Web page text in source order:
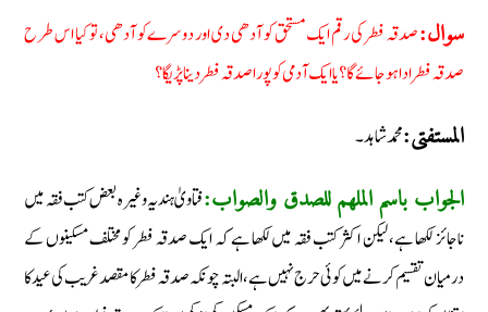
سوال:صدقہ فطر کی رقم ایک مستحق کو آدھی دی اور دوسرے کو آدھی، تو کیا اس طرح
صدقہ فطر ادا ہوجائے گا؟ یا ایک آدمی کو پورا صدقہ فطر دینا پڑیگا؟
المستفتی:محمد شاہد۔
الجواب باسم الملھم للصدق والصواب:فتاویٰ ہندیہ وغیرہ بعض کتب فقہ میں
ناجائز لکھا ہے، لیکن اکثر کتب فقہ میں لکھا ہے کہ ایک صدقہ فطر کو مختلف مسکینوں کے
درمیان تقسیم کرنے میں کوئی حرج نہیں ہے، البتہ چونکہ صدقہ فطر کا مقصد غریب کی عید کا